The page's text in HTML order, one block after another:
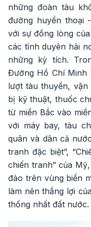
những đoàn tàu
đường huyền thoại
với sự đồng lòng
các tỉnh duyên hải
những kỳ tích.
Đường Hồ Chí Minh
lượt tàu thuyền, vận
bị kỹ thuật, thuốc
từ miền Bắc vào
với máy bay, tàu
quân và dân cả
tranh đặc biệt”,
chiến tranh” của
đảo trên vùng biển
làm nên thắng lợi
thống nhất đất nước.